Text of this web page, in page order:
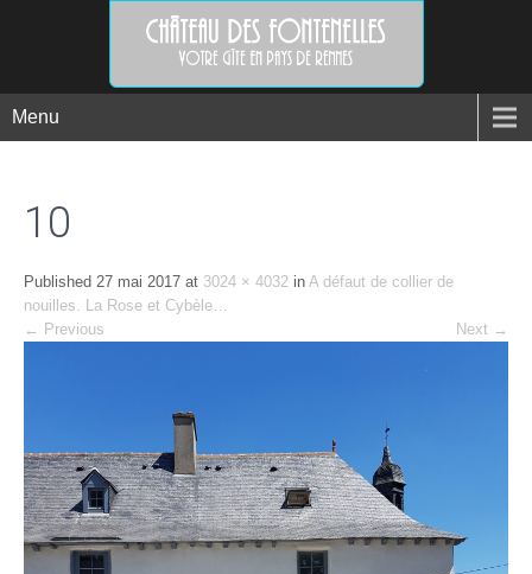
Menu
10
Published 27 mai 2017 at 3024 × 4032 in A défaut de collier de
nouilles. La Rose et Cybèle…
← Previous Next →